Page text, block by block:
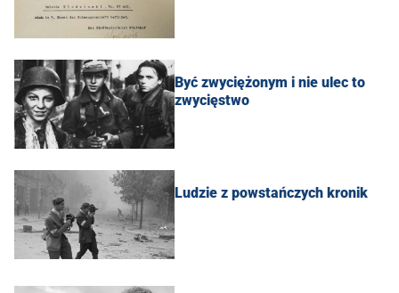
Być zwyciężonym i nie ulec to
zwycięstwo
Ludzie z powstańczych kronik